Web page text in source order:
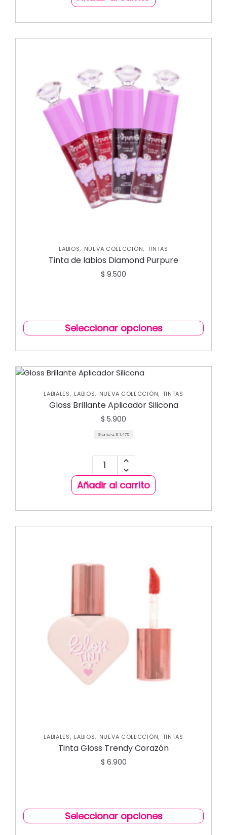
LABIOS, NUEVA COLECCIÓN, TINTAS
Tinta de labios Diamond Purpure
$ 9.500
Seleccionar opciones
LABIALES, LABIOS, NUEVA COLECCIÓN, TINTAS
Gloss Brillante Aplicador Silicona
$ 5.900
Gramo a: $ 1.475
Añadir al carrito
LABIALES, LABIOS, NUEVA COLECCIÓN, TINTAS
Tinta Gloss Trendy Corazón
$ 6.900
Seleccionar opciones